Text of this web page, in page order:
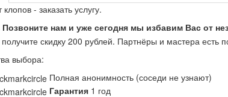
- заказать услугу.
Позвоните нам и уже сегодня мы избавим Вас от
получите скидку 200 рублей. Партнёры и мастера есть
выбора:
Полная анонимность (соседи не узнают)
Гарантия 1 год